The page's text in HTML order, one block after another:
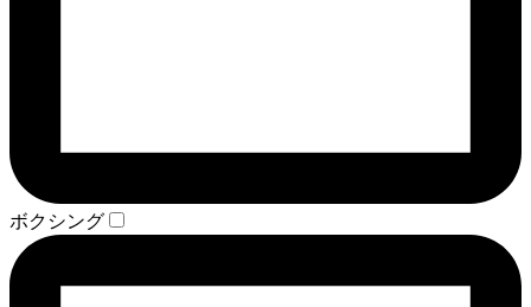
ボクシング